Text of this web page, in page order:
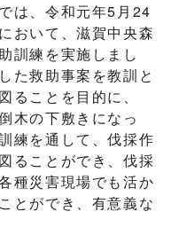
は、令和元年5月24
おいて、滋賀中央森
訓練を実施しまし
た救助事案を教訓と
ることを目的に、
木の下敷きになっ
練を通して、伐採作
ることができ、伐採
種災害現場でも活か
とができ、有意義な